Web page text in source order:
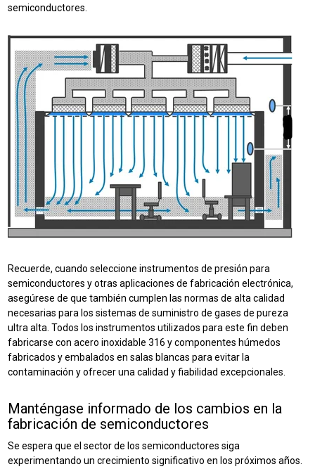
semiconductores.
Recuerde, cuando seleccione instrumentos de presión para
semiconductores y otras aplicaciones de fabricación electrónica,
asegúrese de que también cumplen las normas de alta calidad
necesarias para los sistemas de suministro de gases de pureza
ultra alta. Todos los instrumentos utilizados para este fin deben
fabricarse con acero inoxidable 316 y componentes húmedos
fabricados y embalados en salas blancas para evitar la
contaminación y ofrecer una calidad y fiabilidad excepcionales.
Manténgase informado de los cambios en la
fabricación de semiconductores
Se espera que el sector de los semiconductores siga
experimentando un crecimiento significativo en los próximos años.